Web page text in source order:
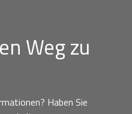
Weg zu
Haben Sie